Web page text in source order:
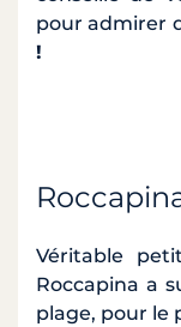
pour admirer
!
Véritable
Roccapina a
plage, pour le